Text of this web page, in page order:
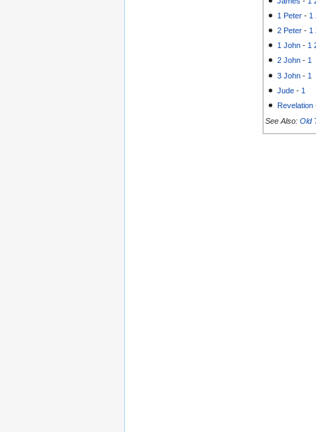
1 Peter - 1
2 Peter - 1
1 John - 1
2 John -1
3 John - 1
Jude - 1
Revelation
See Also: Old